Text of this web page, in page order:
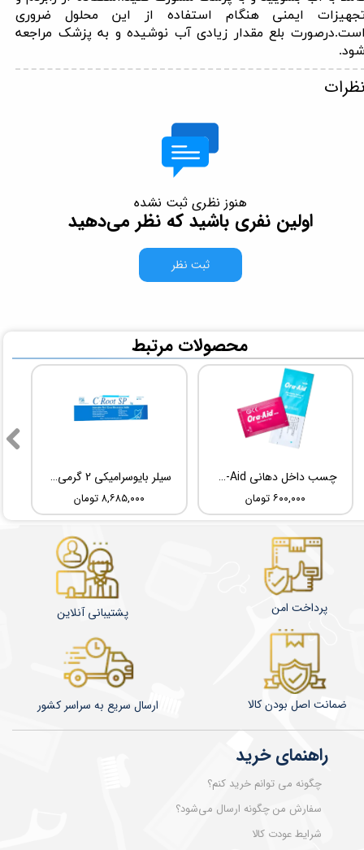
ایمنی هنگام استفاده از این محلول ضروری
بلع مقدار زیادی آب نوشیده و به پزشک مراجعه
هنوز نظری ثبت نشده
اولین نفری باشید که نظر می‌دهید
ثبت نظر
سیلر بایوسرامیکی 2 گرمی Root Dental Medical C-Root SP
۸,۶۸۵,۰۰۰ تومان
چسب داخل دهانی TBM Ora-Aid
۶۰۰,۰۰۰ تومان
​محصولات مرتبط
راهنمای خرید
چگونه می توانم خرید کنم؟
سفارش من چگونه ارسال می‌شود؟
شرایط عودت کالا
​​​​ارسال سریع به سراسر کشور ضمانت اصل بودن کالا
پشتیبانی آنلاین پرداخت امن